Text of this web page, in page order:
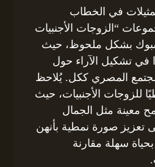
في الخطاب
“الزوجات الأجنبيات
بشكل ملحوظ، حيث
في تشكيل الآراء حول
المصري ككل. يُلاحظ
للزوجات الأجنبيات، حيث
معينة مثل الجمال
تعزيز صورة نمطية بأنهن
سهلة مقارنة